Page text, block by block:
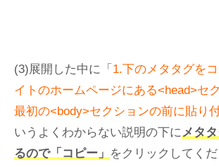
(3)展開した中に「 1.下のメタタグを
イトのホームページにある<head>セ
最初の<body>セクションの前に貼り付
いうよくわからない説明の下に メタ
るので「コピー」 をクリックしてく